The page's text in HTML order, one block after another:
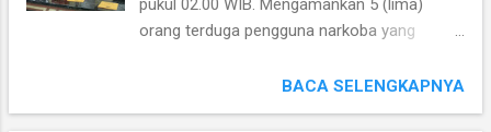
Iptu Sarwo Edi bersama anggotanya
melakukan penertiban Knalpot Brong dan
sepeda motor, selanjutnya dilakukan Tilang
ditempat. Menurut Kasatlantas Polres Kediri
pukul 02.00 WIB. Mengamankan 5 (lima)
orang terduga pengguna narkoba yang
malam berada di Jalan Kenjeran No.143,
Gading, Kecamatan Tambaksari, Surabaya.
BACA SELENGKAPNYA